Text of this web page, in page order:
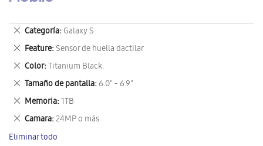
Categoría Galaxy S
Eliminar
este
artículo
Feature Sensor de huella dactilar
Eliminar
este
artículo
Color Titanium Black.
Eliminar
este
artículo
Tamaño de pantalla 6.0" - 6.9"
Eliminar
este
artículo
Memoria 1TB
Eliminar
este
artículo
Camara 24MP o más
Eliminar
este
artículo
Eliminar todo